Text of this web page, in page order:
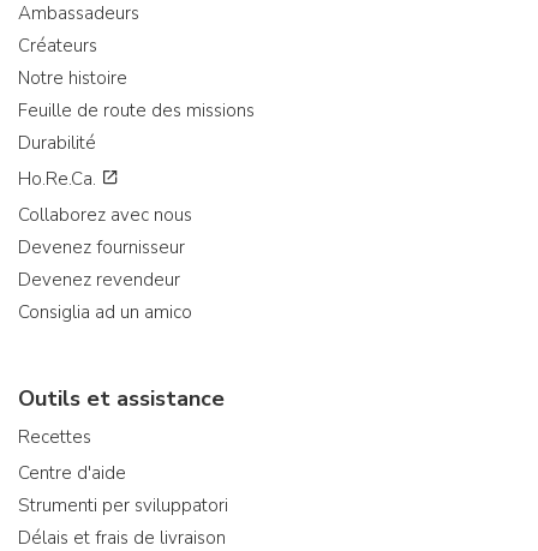
Ambassadeurs
Créateurs
Notre histoire
Feuille de route des missions
Durabilité
Ho.Re.Ca.
Collaborez avec nous
Devenez fournisseur
Devenez revendeur
Consiglia ad un amico
Outils et assistance
Recettes
Centre d'aide
Strumenti per sviluppatori
Délais et frais de livraison